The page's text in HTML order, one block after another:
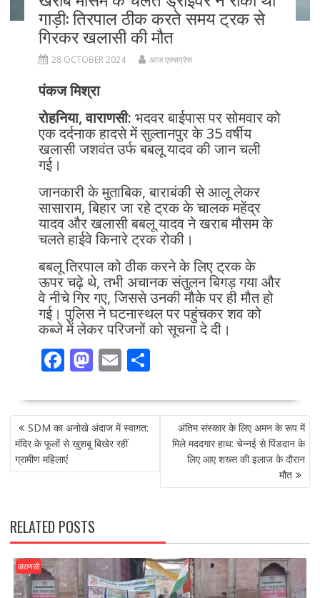
गाड़ी: तिरपाल ठीक करते समय ट्रक से
गिरकर खलासी की मौत
28 OCTOBER 2024 आज एक्सप्रेस
पंकज मिश्रा
रोहनिया, वाराणसी: भदवर बाईपास पर सोमवार को
एक दर्दनाक हादसे में सुल्तानपुर के 35 वर्षीय
खलासी जशवंत उर्फ बबलू यादव की जान चली
गई।
जानकारी के मुताबिक, बाराबंकी से आलू लेकर
सासाराम, बिहार जा रहे ट्रक के चालक महेंद्र
यादव और खलासी बबलू यादव ने खराब मौसम के
चलते हाईवे किनारे ट्रक रोकी।
बबलू तिरपाल को ठीक करने के लिए ट्रक के
ऊपर चढ़े थे, तभी अचानक संतुलन बिगड़ गया और
वे नीचे गिर गए, जिससे उनकी मौके पर ही मौत हो
गई। पुलिस ने घटनास्थल पर पहुंचकर शव को
कब्जे में लेकर परिजनों को सूचना दे दी।
F
e
b
o
o
M
to
d
o
n
E
ai
l
S
ar
POST
NAVIGATION
SDM का अनोखे अंदाज में स्वागत:
मंदिर के फूलों से खुशबू बिखेर रहीं
ग्रामीण महिलाएं
अंतिम संस्कार के लिए अमन के रूप में
मिले मददगार हाथ: चेन्नई से पिंडदान के
लिए आए शख्स की इलाज के दौरान
मौत
RELATED POSTS
वाराणसी